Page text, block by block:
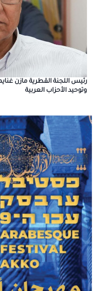
رئيس اللجنة القطرية مازن
وتوحيد الأحزاب العربية